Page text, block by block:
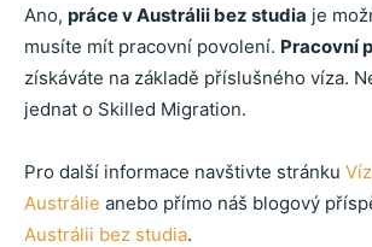
Ano, práce v Austrálii bez studia je
musíte mít pracovní povolení. Pracovní
získáváte na základě příslušného víza.
jednat o Skilled Migration.
Pro další informace navštivte stránku
Austrálie anebo přímo náš blogový
Austrálii bez studia.